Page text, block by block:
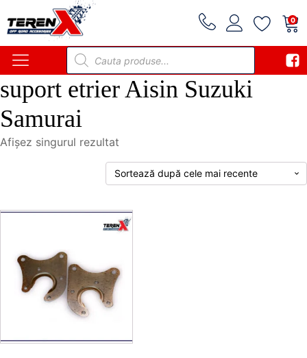
0
Products
search
suport etrier Aisin Suzuki
Samurai
Afișez singurul rezultat